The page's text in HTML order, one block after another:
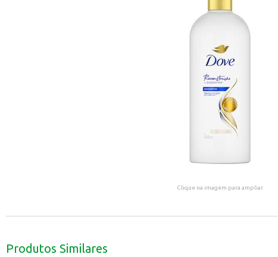
Clique na imagem para ampliar.
Produtos Similares